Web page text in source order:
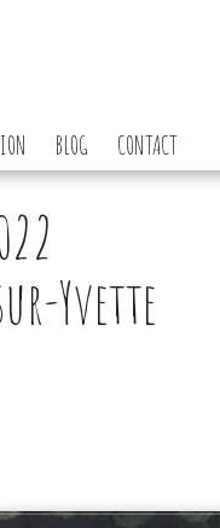
BLOG CONTACT
Yvette